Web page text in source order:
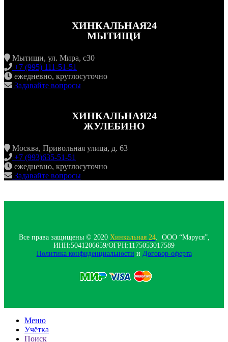
ХИНКАЛЬНАЯ24
МЫТИЩИ
Мытищи, ул. Мира, с30
+7 (995) 111-51-51
ежедневно, круглосуточно
Задавайте вопросы
ХИНКАЛЬНАЯ24
ЖУЛЕБИНО
Москва, Привольная улица, д. 63
+7 (993)635-51-51
ежедневно, круглосуточно
Задавайте вопросы
Все права защищены © 2020 Хинкальная 24. ООО “Маруся”,
ИНН:5041206659/ОГРН:1175053017589
Политика конфиденциальности‍ и Договор-оферта
Меню
Учётка
Поиск